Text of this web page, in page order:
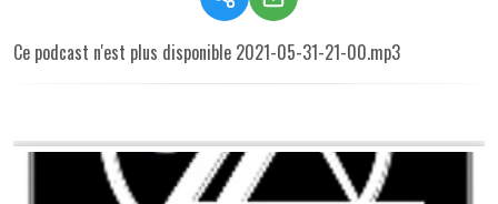
Ce podcast n'est plus disponible 2021-05-31-21-00.mp3